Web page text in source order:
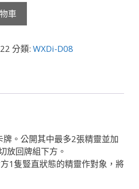
車
分類: WXDi-D08
。公開其中最多2張精靈並加
放回牌組下方。
方1隻豎直狀態的精靈作對象，將